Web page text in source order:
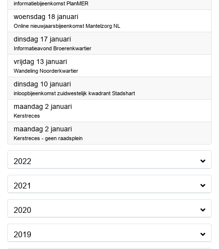
informatiebijeenkomst PlanMER
woensdag 18 januari2023
Online nieuwjaarsbijeenkomst Mantelzorg NL
dinsdag 17 januari2023
Informatieavond Broerenkwartier
vrijdag 13 januari2023
Wandeling Noorderkwartier
dinsdag 10 januari2023
inloopbijeenkomst zuidwestelijk kwadrant Stadshart
maandag 2 januari2023
Kerstreces
maandag 2 januari2023
Kerstreces - geen raadsplein
2022
2021
2020
2019